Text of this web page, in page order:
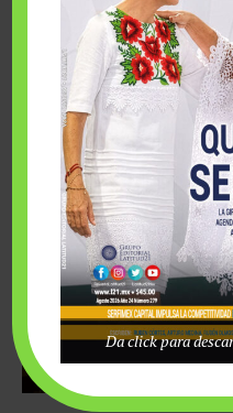
Fairmont Mayakoba y
esfuerzos para hacer
Da click para